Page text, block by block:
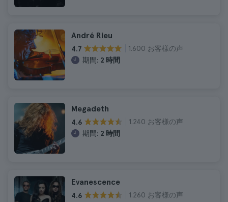
André Rieu
4.7
1.600 お客様の声
期間: 2 時間
Megadeth
4.6
1.240 お客様の声
期間: 2 時間
Evanescence
4.6
1.260 お客様の声